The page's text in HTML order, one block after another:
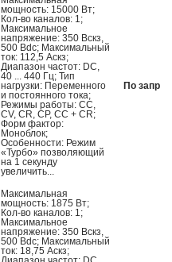
мощность: 15000 Вт;
Кол-во каналов: 1;
Максимальное
напряжение: 350 Вскз,
500 Вdc; Максимальный
ток: 112,5 Аскз;
Диапазон частот: DC,
40 ... 440 Гц; Тип
нагрузки: Переменного
и постоянного тока;
Режимы работы: CC,
CV, CR, CP, CC + CR;
Форм фактор:
Моноблок;
Особенности: Режим
«Турбо» позволяющий
на 1 секунду
увеличить...
По
Максимальная
мощность: 1875 Вт;
Кол-во каналов: 1;
Максимальное
напряжение: 350 Вскз,
500 Вdc; Максимальный
ток: 18,75 Аскз;